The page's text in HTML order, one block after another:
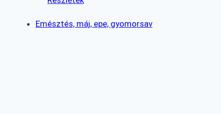
Emésztés, máj, epe, gyomorsav